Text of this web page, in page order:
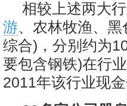
相较上述两大
游、农林牧渔、
综合)，分别约为
要包含钢铁)在行
2011年该行业现金